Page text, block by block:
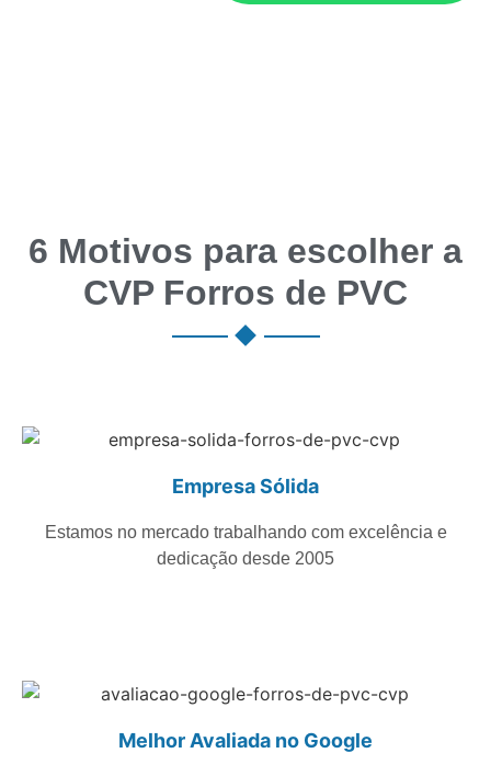
6 Motivos para escolher a
CVP Forros de PVC
Empresa Sólida
Estamos no mercado trabalhando com excelência e
dedicação desde 2005
Melhor Avaliada no Google